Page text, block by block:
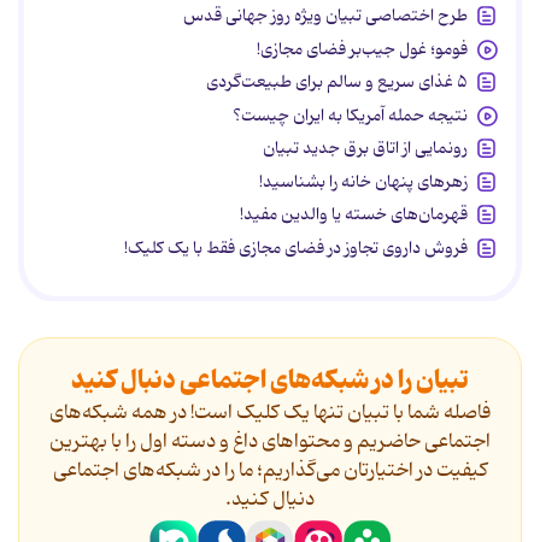
طرح اختصاصی تبیان ویژه روز جهانی قدس
فومو؛ غول جیب‌بر فضای مجازی!
۵ غذای سریع و سالم برای طبیعت‌گردی
نتیجه حمله آمریکا به ایران چیست؟
رونمایی از اتاق برق جدید تبیان
زهرهای پنهان خانه را بشناسید!
قهرمان‌های خسته یا والدین مفید!
فروش داروی تجاوز در فضای مجازی فقط با یک کلیک!
تبیان را در شبکه‌های اجتماعی دنبال کنید
فاصله شما با تبیان تنها یک کلیک است! در همه شبکه‌های
اجتماعی حاضریم و محتواهای داغ و دسته اول را با بهترین
کیفیت در اختیارتان می‌گذاریم؛ ما را در شبکه‌های اجتماعی
دنیال کنید.